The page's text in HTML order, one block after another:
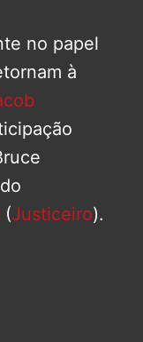
no papel
à
(Justiceiro).